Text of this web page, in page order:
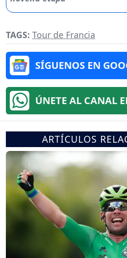
TAGS: Tour de Francia
SÍGUENOS EN
ÚNETE AL CANAL
ARTÍCULOS